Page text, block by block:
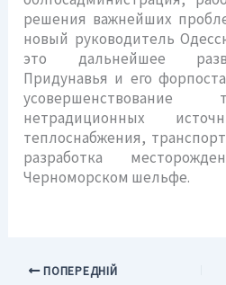
решения важнейших
новый руководитель
это дальнейшее
Придунавья и его
нетрадиционных
теплоснабжения,
разработка
Черноморском шельфе.
ПОПЕРЕДНІЙ